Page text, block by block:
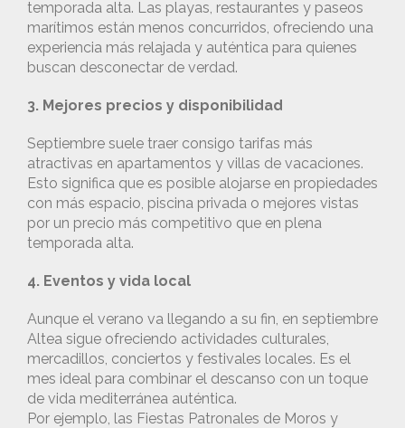
temporada alta. Las playas, restaurantes y paseos
marítimos están menos concurridos, ofreciendo una
experiencia más relajada y auténtica para quienes
buscan desconectar de verdad.
3. Mejores precios y disponibilidad
Septiembre suele traer consigo tarifas más
atractivas en apartamentos y villas de vacaciones.
Esto significa que es posible alojarse en propiedades
con más espacio, piscina privada o mejores vistas
por un precio más competitivo que en plena
temporada alta.
4. Eventos y vida local
Aunque el verano va llegando a su fin, en septiembre
Altea sigue ofreciendo actividades culturales,
mercadillos, conciertos y festivales locales. Es el
mes ideal para combinar el descanso con un toque
de vida mediterránea auténtica.
Por ejemplo, las Fiestas Patronales de Moros y